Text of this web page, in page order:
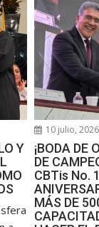
Y
10 julio, 2026
¡BODA DE
DE
CBTis No.
MÁS DE